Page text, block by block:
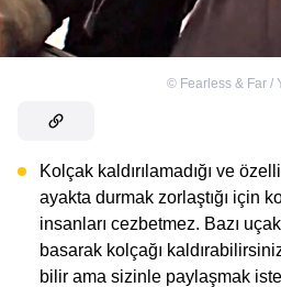
© Fearless & Far /
Kolçak kaldırılamadığı ve
ayakta durmak zorlaştığı için
insanları cezbetmez. Bazı
basarak kolçağı
bilir ama sizinle paylaşmak